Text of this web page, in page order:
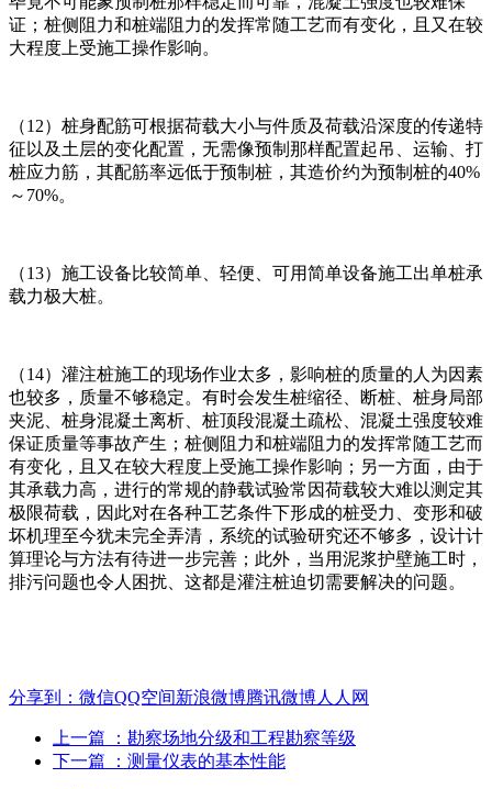
证；桩侧阻力和桩端阻力的发挥常随工艺而有变化，且又在较
大程度上受施工操作影响。
（12）桩身配筋可根据荷载大小与件质及荷载沿深度的传递特
征以及土层的变化配置，无需像预制那样配置起吊、运输、打
桩应力筋，其配筋率远低于预制桩，其造价约为预制桩的40%
～70%。
（13）施工设备比较简单、轻便、可用简单设备施工出单桩承
载力极大桩。
（14）灌注桩施工的现场作业太多，影响桩的质量的人为因素
也较多，质量不够稳定。有时会发生桩缩径、断桩、桩身局部
夹泥、桩身混凝土离析、桩顶段混凝土疏松、混凝土强度较难
保证质量等事故产生；桩侧阻力和桩端阻力的发挥常随工艺而
有变化，且又在较大程度上受施工操作影响；另一方面，由于
其承载力高，进行的常规的静载试验常因荷载较大难以测定其
极限荷载，因此对在各种工艺条件下形成的桩受力、变形和破
坏机理至今犹未完全弄清，系统的试验研究还不够多，设计计
算理论与方法有待进一步完善；此外，当用泥浆护壁施工时，
排污问题也令人困扰、这都是灌注桩迫切需要解决的问题。
分享到： 微信QQ空间新浪微博腾讯微博人人网
上一篇
：勘察场地分级和工程勘察等级
下一篇
：测量仪表的基本性能